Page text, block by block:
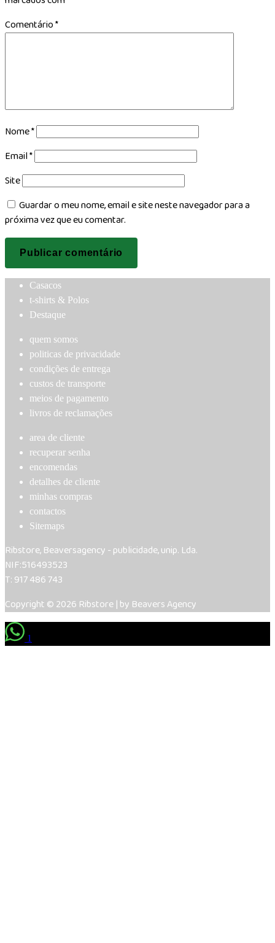
Comentário*
Nome*
Email*
Site
Guardar o meu nome, email e site neste navegador para a
próxima vez que eu comentar.
Casacos
t-shirts & Polos
Destaque
quem somos
politicas de privacidade
condições de entrega
custos de transporte
meios de pagamento
livros de reclamações
area de cliente
recuperar senha
encomendas
detalhes de cliente
minhas compras
contactos
Sitemaps
Ribstore, Beaversagency - publicidade, unip. Lda.
NIF:516493523
T: 917 486 743
Copyright © 2026 Ribstore | by Beavers Agency
1